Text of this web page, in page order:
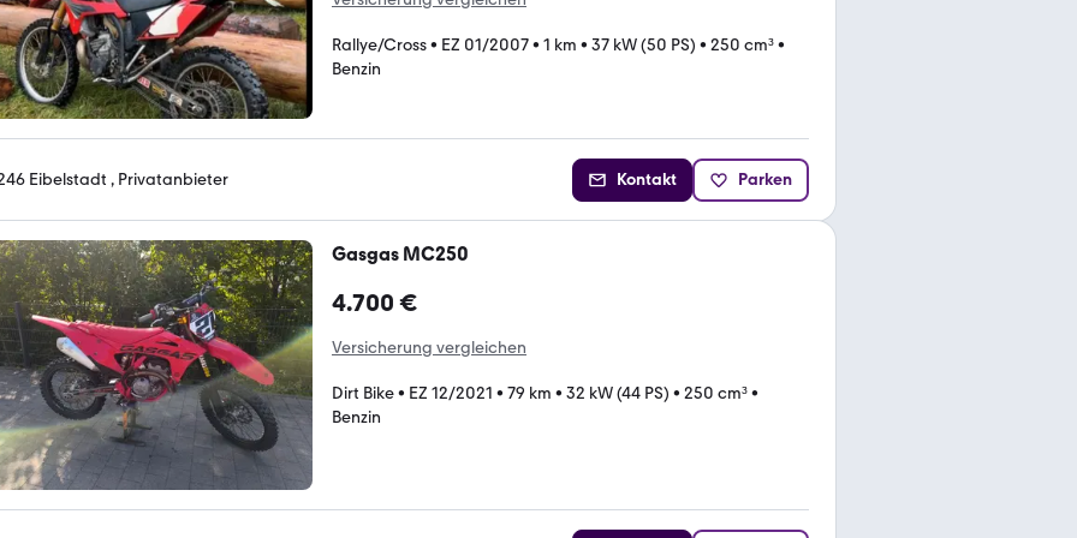
Rallye/Cross• EZ 01/2007• 1 km • 37 kW (50 PS) • 250 cm³•
Benzin
Eibelstadt , Privatanbieter Kontakt Parken
Gasgas MC250
4.700 €
Versicherung vergleichen
Dirt Bike• EZ 12/2021 • 79 km • 32 kW (44 PS) • 250 cm³•
Benzin